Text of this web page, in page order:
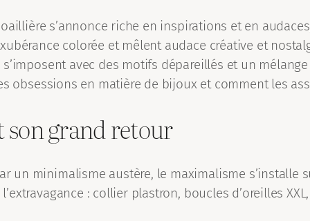
s’annonce riche en inspirations et en
colorée et mêlent audace créative et
avec des motifs dépareillés et un
obsessions en matière de bijoux et comment les
grand retour
un minimalisme austère, le maximalisme s’installe
: collier plastron, boucles d’oreilles